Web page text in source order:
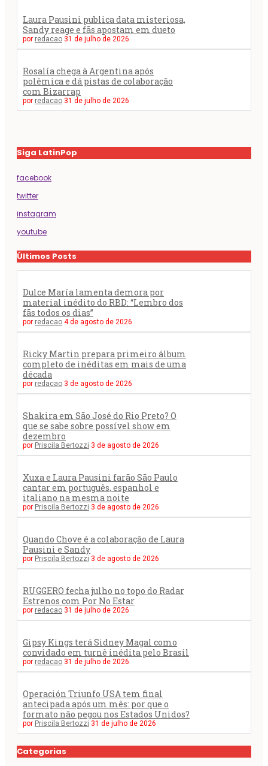
Laura Pausini publica data misteriosa,
Sandy reage e fãs apostam em dueto
por redacao 31 de julho de 2026
Rosalía chega à Argentina após
polêmica e dá pistas de colaboração
com Bizarrap
por redacao 31 de julho de 2026
Siga LatinPop
facebook
twitter
instagram
youtube
Últimos Posts
Dulce María lamenta demora por
material inédito do RBD: “Lembro dos
fãs todos os dias”
por redacao 4 de agosto de 2026
Ricky Martin prepara primeiro álbum
completo de inéditas em mais de uma
década
por redacao 3 de agosto de 2026
Shakira em São José do Rio Preto? O
que se sabe sobre possível show em
dezembro
por Priscila Bertozzi 3 de agosto de 2026
Xuxa e Laura Pausini farão São Paulo
cantar em português, espanhol e
italiano na mesma noite
por Priscila Bertozzi 3 de agosto de 2026
Quando Chove é a colaboração de Laura
Pausini e Sandy
por Priscila Bertozzi 3 de agosto de 2026
RUGGERO fecha julho no topo do Radar
Estrenos com Por No Estar
por redacao 31 de julho de 2026
Gipsy Kings terá Sidney Magal como
convidado em turnê inédita pelo Brasil
por redacao 31 de julho de 2026
Operación Triunfo USA tem final
antecipada após um mês: por que o
formato não pegou nos Estados Unidos?
por Priscila Bertozzi 31 de julho de 2026
Categorias